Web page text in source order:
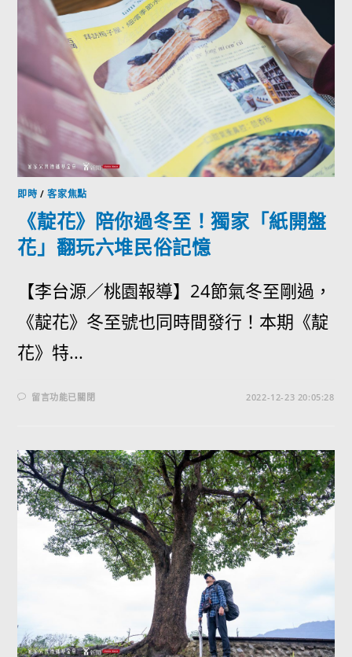
即時 /客家焦點
《靛花》陪你過冬至！獨家「紙開盤
花」翻玩六堆民俗記憶
【李台源／桃園報導】24節氣冬至剛過，
《靛花》冬至號也同時間發行！本期《靛
花》特...
留言功能已關閉 2022-12-23 20:05:28